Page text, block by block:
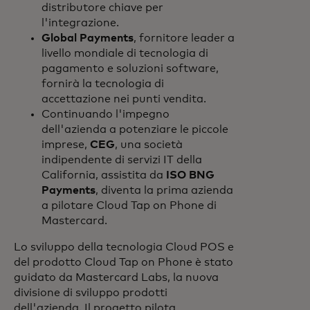
distributore chiave per
l'integrazione.
Global Payments, fornitore leader a
livello mondiale di tecnologia di
pagamento e soluzioni software,
fornirà la tecnologia di
accettazione nei punti vendita.
Continuando l'impegno
dell'azienda a potenziare le piccole
imprese, CEG, una società
indipendente di servizi IT della
California, assistita da
ISO BNG
Payments, diventa la prima azienda
a pilotare Cloud Tap on Phone di
Mastercard.
Lo sviluppo della tecnologia Cloud POS e
del prodotto Cloud Tap on Phone è stato
guidato da Mastercard Labs, la nuova
divisione di sviluppo prodotti